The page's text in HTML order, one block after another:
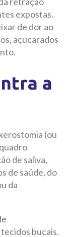
expostas.
de dor ao
açucarados
a
(ou
de saliva,
de saúde, do
da
bucais.